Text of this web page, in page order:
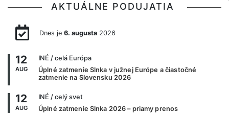
AKTUÁLNE PODUJATIA
Dnes je 6. augusta2026
12
AUG
INÉ / celá Európa
Úplné zatmenie Slnka v južnej Európe a čiastočné
zatmenie na Slovensku 2026
12
AUG
INÉ / celý svet
Úplné zatmenie Slnka 2026 – priamy prenos